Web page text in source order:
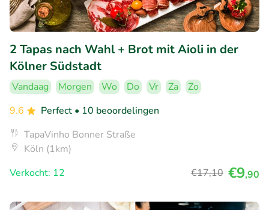
2 Tapas nach Wahl + Brot mit Aioli in der
Kölner Südstadt
Vandaag Morgen Wo Do Vr Za
Zo
9.6
Perfect • 10 beoordelingen
TapaVinho Bonner Straße
Köln (1km)
Verkocht: 12
€17,10 €9,90